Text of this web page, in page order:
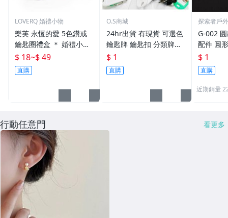
LOVERQ 婚禮小物
樂芙 永恆的愛 5色鑽戒
鑰匙圈禮盒 ＊ 婚禮小物
二次進場 工商禮贈品 戒
指鑰匙圈 鑽石鑰匙扣 大
鑽戒 送客禮 活動贈品
$ 18~$ 49
直購
O.S商城
24hr出貨 有現貨 可選色
鑰匙牌 鑰匙扣 分類牌鎖
匙 分類牌 塑膠鑰匙牌 鑰
匙扣 號碼牌 分類牌 標記
鑰匙吊牌 掛牌
$ 1
直購
探索者戶
G-002
配件 圓
鑰匙圈
單個鑰
$ 1
直購
近期銷量
行動任意門 看更多